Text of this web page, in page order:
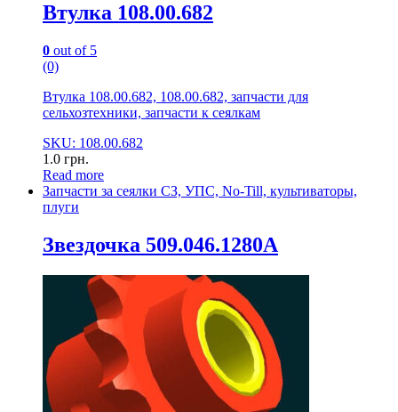
Втулка 108.00.682
0 out of 5
(0)
Втулка 108.00.682, 108.00.682, запчасти для
сельхозтехники, запчасти к сеялкам
SKU: 108.00.682
1.0 грн.
Read more
Запчасти за сеялки СЗ, УПС, No-Till, культиваторы,
плуги
Звездочка 509.046.1280А